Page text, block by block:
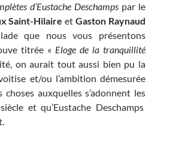
d’Eustache Deschamps par le
Saint-Hilaire etGaston Raynaud
que nous vous présentons
titrée « Eloge de la tranquillité
on aurait tout aussi bien pu la
et/ou l’ambition démesurée
auxquelles s’adonnent les
et qu’Eustache Deschamps